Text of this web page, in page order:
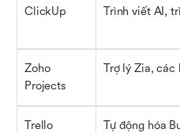
ClickUp Trình viết AI,
Zoho
Projects
Trợ lý Zia, các
Trello
Tự động hóa